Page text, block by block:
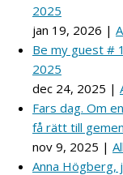
2025
jan 19, 2026 |
Be my guest #
2025
dec 24, 2025 |
Fars dag. Om
få rätt till
nov 9, 2025 |
Anna Högberg,